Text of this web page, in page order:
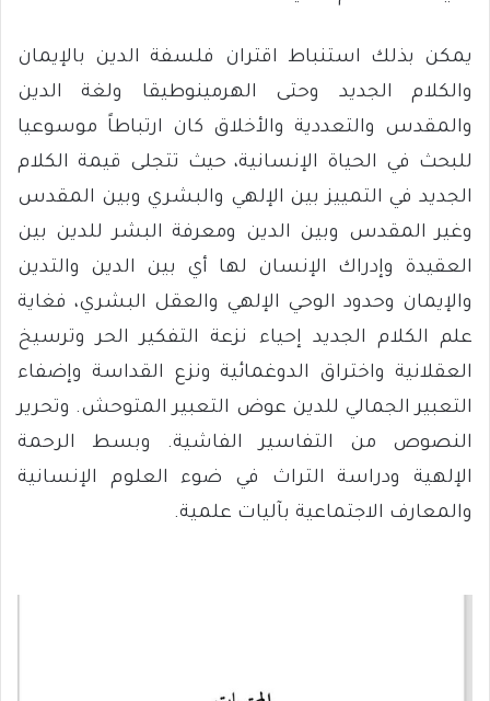
يمكن بذلك استنباط اقتران فلسفة الدين بالإيمان
والكلام الجديد وحتى الهرمينوطيقا ولغة الدين
والمقدس والتعددية والأخلاق كان ارتباطاً موسوعيا
للبحث في الحياة الإنسانية، حيث تتجلى قيمة الكلام
الجديد في التمييز بين الإلهي والبشري وبين المقدس
وغير المقدس وبين الدين ومعرفة البشر للدين بين
العقيدة وإدراك الإنسان لها أي بين الدين والتدين
والإيمان وحدود الوحي الإلهي والعقل البشري، فغاية
علم الكلام الجديد إحياء نزعة التفكير الحر وترسيخ
العقلانية واختراق الدوغمائية ونزع القداسة وإضفاء
التعبير الجمالي للدين عوض التعبير المتوحش. وتحرير
النصوص من التفاسير الفاشية. وبسط الرحمة
الإلهية ودراسة التراث في ضوء العلوم الإنسانية
والمعارف الاجتماعية بآليات علمية.